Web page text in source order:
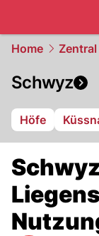
Home Zentral
Schwyz
Höfe